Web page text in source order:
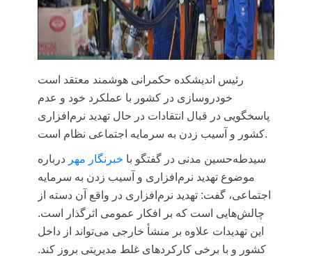
رئیس اندیشکده حکمرانی هوشمند معتقد است
خودروسازی در کشور با عملکرد خود و عدم
پاسخگویی در قبال انتقادات در حال تهدید نرم‌افزاری
کشور و آسیب زدن به سرمایه اجتماعی نظام است.
سیدطه‌حسین مدنی در گفتگو با خبرنگار مهر درباره
موضوع تهدید نرم‌افزاری و آسیب زدن به سرمایه
اجتماعی، گفت: تهدید نرم‌افزاری در واقع آن دسته از
چالش‌هایی است که بر افکار عمومی اثرگذار است.
این تهدیدات علاوه بر منشأ خارجی می‌تواند از داخل
کشور و با برخی کارکردهای غلط مدیریتی بروز کند.